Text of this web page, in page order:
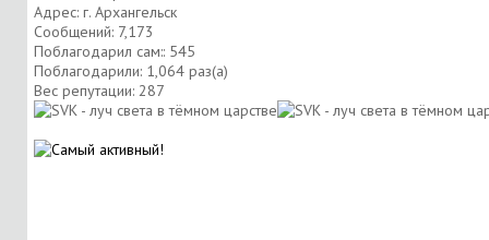
Адрес: г. Архангельск
Сообщений: 7,173
Поблагодарил сам:: 545
Поблагодарили: 1,064 раз(а)
Вес репутации: 287